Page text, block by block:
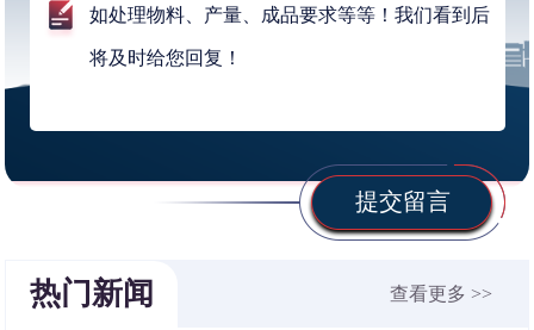
提交留言
热门新闻 查看更多 >>